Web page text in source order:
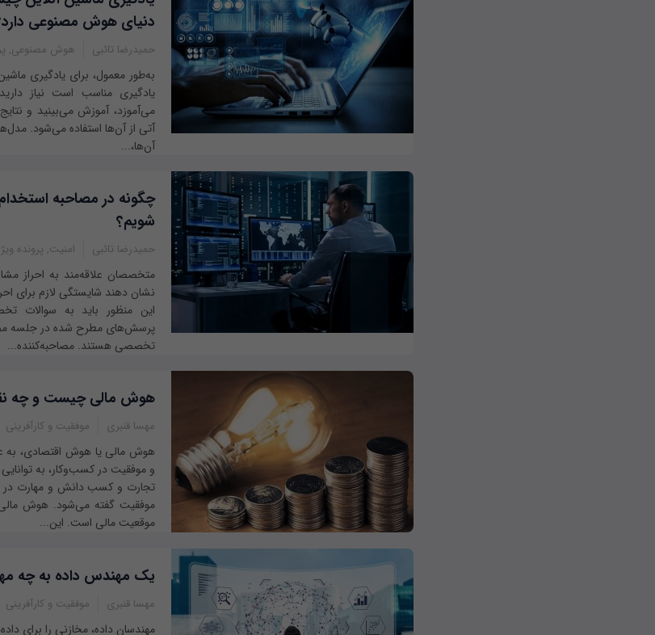
دنیای هوش مصنوعی
حمیدرضا تائبی هوش مصنوعی,
به‌طور معمول، برای یادگیری
یادگیری مناسب است نیاز
می‌آموزد، آموزش می‌بینید و
آتی از آن‌ها استفاده می‌شود.
آن‌ها،...
چگونه در مصاحبه
شویم؟
حمیدرضا تائبی امنیت, پرونده
متخصصان علاقه‌مند به احراز
نشان دهند شایستگی لازم برای
این منظور باید به سوالات
پرسش‌های مطرح شده در جلسه
تخصصی هستند. مصاحبه‌کننده...
هوش مالی چیست و چه
مهسا قنبری موفقیت و کارآفرینی
هوش مالی یا هوش اقتصادی، به
و موفقیت در کسب‌و‌کار، به
تجارت و کسب دانش و مهارت در
موفقیت گفته می‌شود. هوش
موقعیت مالی است. این...
یک مهندس داده به چه
مهسا قنبری موفقیت و کارآفرینی
مهندسان داده، مخازنی را برای